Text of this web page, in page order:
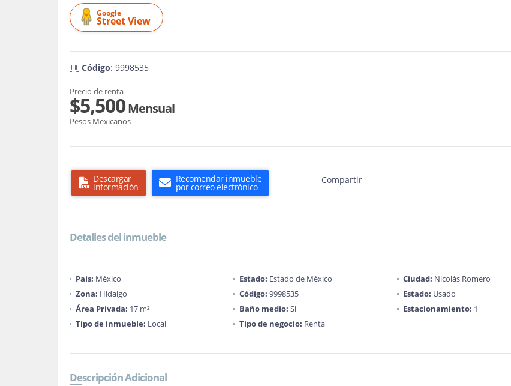
Google
Street View
Código: 9998535
Precio de renta
$5,500Mensual
Pesos Mexicanos
Descargar
información
Recomendar inmueble
por correo electrónico
Compartir
Detalles del inmueble
País: México Estado: Estado de México Ciudad: Nicolás Romero
Zona: Hidalgo Código: 9998535 Estado: Usado
Área Privada: 17 m² Baño medio: Si Estacionamiento: 1
Tipo de inmueble: Local Tipo de negocio: Renta
Descripción Adicional